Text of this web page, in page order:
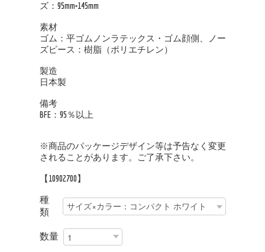
ズ：95mm×145mm
素材
ゴム：平ゴムノンラテックス・ゴム顔側、ノー
ズピース：樹脂（ポリエチレン）
製造
日本製
備考
BFE：95％以上
※商品のパッケージデザイン等は予告なく変更
されることがあります。ご了承下さい。
【10902700】
種
類
数量